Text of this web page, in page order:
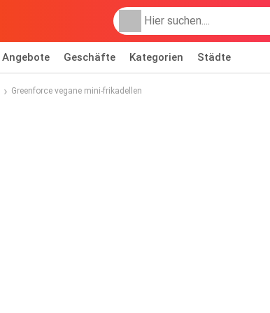
Angebote Geschäfte Kategorien Städte
Greenforce vegane mini-frikadellen